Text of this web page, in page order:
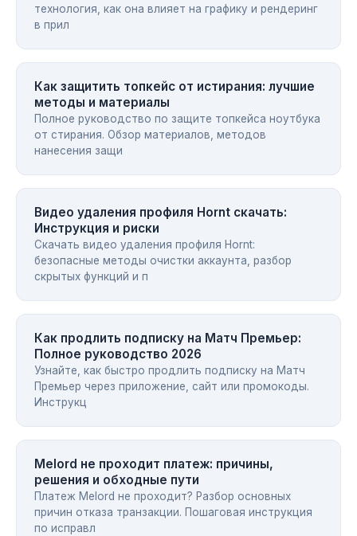
технология, как она влияет на графику и рендеринг
в прил
Как защитить топкейс от истирания: лучшие
методы и материалы
Полное руководство по защите топкейса ноутбука
от стирания. Обзор материалов, методов
нанесения защи
Видео удаления профиля Hornt скачать:
Инструкция и риски
Скачать видео удаления профиля Hornt:
безопасные методы очистки аккаунта, разбор
скрытых функций и п
Как продлить подписку на Матч Премьер:
Полное руководство 2026
Узнайте, как быстро продлить подписку на Матч
Премьер через приложение, сайт или промокоды.
Инструкц
Melord не проходит платеж: причины,
решения и обходные пути
Платеж Melord не проходит? Разбор основных
причин отказа транзакции. Пошаговая инструкция
по исправл